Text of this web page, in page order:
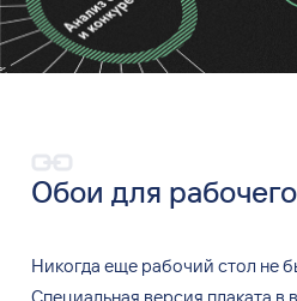
Обои для
Никогда еще рабочий стол не
Специальная версия плаката в